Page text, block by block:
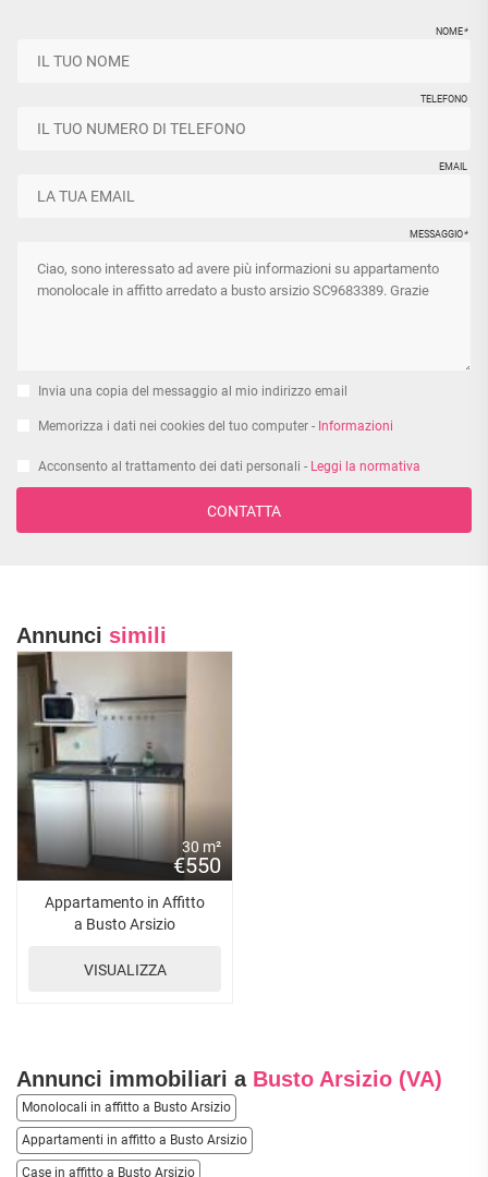
NOME*
TELEFONO
EMAIL
MESSAGGIO*
Invia una copia del messaggio al mio indirizzo email
Memorizza i dati nei cookies del tuo computer - Informazioni
Acconsento al trattamento dei dati personali - Leggi la normativa
CONTATTA
Annunci simili
30 m²
€550
Appartamento in Affitto
a Busto Arsizio
VISUALIZZA
Annunci immobiliari a Busto Arsizio (VA)
Monolocali in affitto a Busto Arsizio
Appartamenti in affitto a Busto Arsizio
Case in affitto a Busto Arsizio